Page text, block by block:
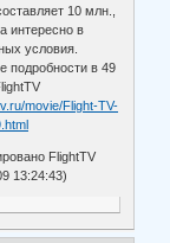
10 млн.,
интересно в
условия.
подробности в 49
movie/Flight-TV-
FlightTV
13:24:43)